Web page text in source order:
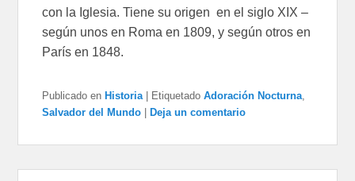
con la Iglesia. Tiene su origen en el siglo XIX –
según unos en Roma en 1809, y según otros en
París en 1848.
Publicado en Historia Etiquetado Adoración Nocturna
Salvador del Mundo
Deja un comentario